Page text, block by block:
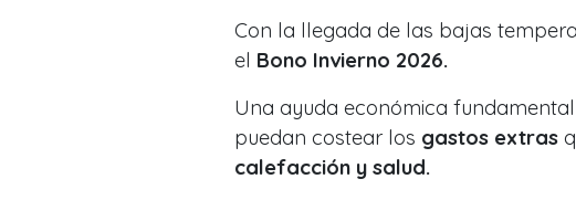
Con la llegada de las bajas
el Bono Invierno 2026.
Una ayuda económica
puedan costear los gastos extras
calefacción y salud.